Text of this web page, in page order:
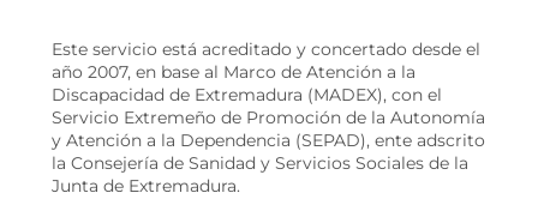
Este servicio está acreditado y concertado desde el
año 2007, en base al Marco de Atención a la
Discapacidad de Extremadura (MADEX), con el
Servicio Extremeño de Promoción de la Autonomía
y Atención a la Dependencia (SEPAD), ente adscrito
la Consejería de Sanidad y Servicios Sociales de la
Junta de Extremadura.